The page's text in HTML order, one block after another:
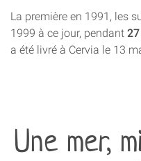
La première en 1991, les
1999 à ce jour, pendant
a été livré à Cervia le 13
Une mer,